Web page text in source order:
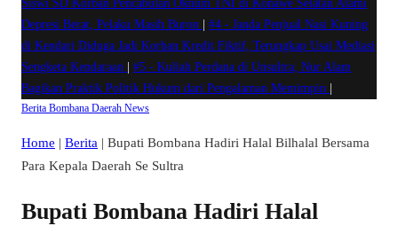
Siswi SD Korban Pencabulan Oknum TNI di Konawe Selatan Alami
Depresi Berat, Pelaku Masih Buron
#4 - Janda Penjual Nasi Kuning
di Kendari Diduga Jadi Korban Kredit Fiktif, Terungkap Usai Mediasi
Sengketa Kendaraan
#5 - Kuliah Perdana di Unsultra, Nur Alam
Bagikan Praktik Politik Hukum dari Pengalaman Memimpin
Berita Bombana Daerah News
Home | Berita | Bupati Bombana Hadiri Halal Bilhalal Bersama
Para Kepala Daerah Se Sultra
Bupati Bombana Hadiri Halal